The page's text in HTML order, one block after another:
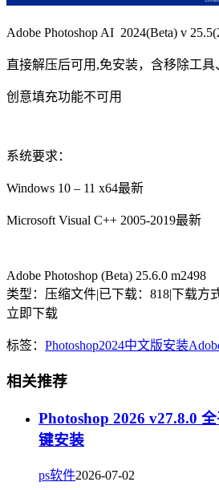
Adobe Photoshop AI 2024(Beta) v
直接解压后可用,免安装，含移除工
创意填充功能不可用
系统要求：
Windows 10 – 11 x64最新
Microsoft Visual C++ 2005-2019最新
Adobe Photoshop (Beta) 25.6.0 m2498
类型：压缩文件|已下载：818|下载方
立即下载
标签： Photoshop2024中文版安装
相关推荐
Photoshop 2026 v27.8.0
键安装
ps软件2026-07-02